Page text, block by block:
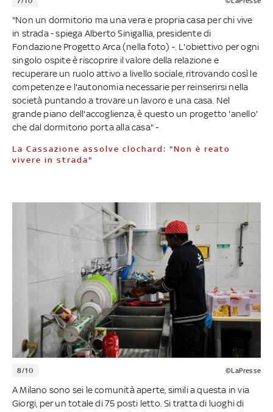
"Non un dormitorio ma una vera e propria casa per chi vive
in strada - spiega Alberto Sinigallia, presidente di
Fondazione Progetto Arca (nella foto) -. L'obiettivo per ogni
singolo ospite è riscoprire il valore della relazione e
recuperare un ruolo attivo a livello sociale, ritrovando così le
competenze e l'autonomia necessarie per reinserirsi nella
società puntando a trovare un lavoro e una casa. Nel
grande piano dell'accoglienza, è questo un progetto 'anello'
che dal dormitorio porta alla casa" -
La Cassazione assolve clochard: "Non è reato
vivere in strada"
8/10 ©LaPresse
A Milano sono sei le comunità aperte, simili a questa in via
Giorgi, per un totale di 75 posti letto. Si tratta di luoghi di